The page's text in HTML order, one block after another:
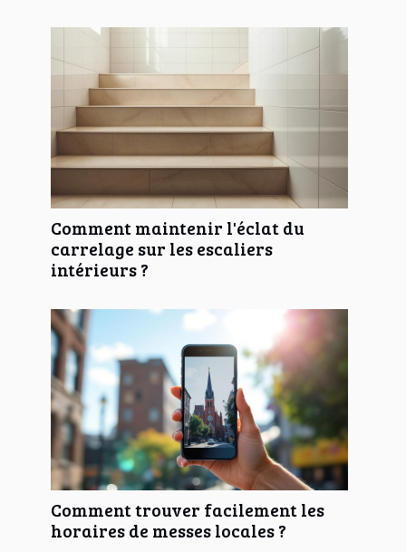
Comment maintenir l'éclat du
carrelage sur les escaliers
intérieurs ?
Comment trouver facilement les
horaires de messes locales ?